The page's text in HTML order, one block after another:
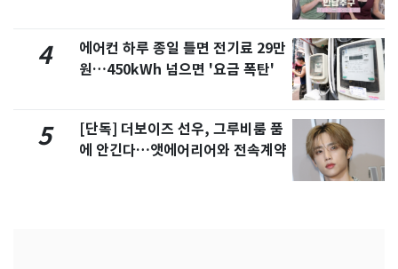
4
에어컨 하루 종일 틀면 전기료 29만
원…450kWh 넘으면 '요금 폭탄'
5
[단독] 더보이즈 선우, 그루비룸 품
에 안긴다…앳에어리어와 전속계약